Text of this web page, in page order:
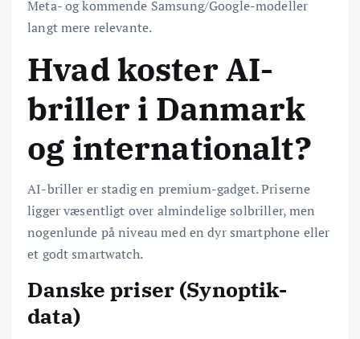
Meta- og kommende Samsung/Google-modeller
langt mere relevante.
Hvad koster AI-
briller i Danmark
og internationalt?
AI-briller er stadig en premium-gadget. Priserne
ligger væsentligt over almindelige solbriller, men
nogenlunde på niveau med en dyr smartphone eller
et godt smartwatch.
Danske priser (Synoptik-
data)